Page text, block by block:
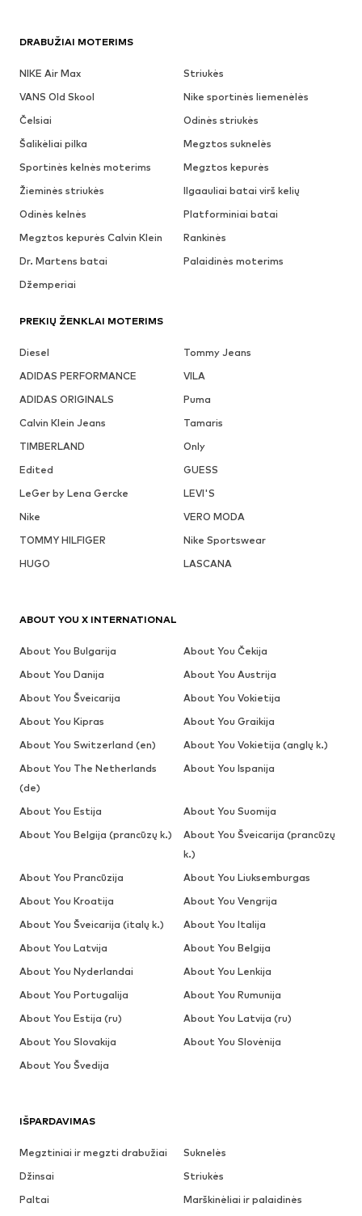
DRABUŽIAI MOTERIMS
NIKE Air Max
Striukės
VANS Old Skool
Nike sportinės liemenėlės
Čelsiai
Odinės striukės
Šalikėliai pilka
Megztos suknelės
Sportinės kelnės moterims
Megztos kepurės
Žieminės striukės
Ilgaauliai batai virš kelių
Odinės kelnės
Platforminiai batai
Megztos kepurės Calvin Klein
Rankinės
Dr. Martens batai
Palaidinės moterims
Džemperiai
PREKIŲ ŽENKLAI MOTERIMS
Diesel
Tommy Jeans
ADIDAS PERFORMANCE
VILA
ADIDAS ORIGINALS
Puma
Calvin Klein Jeans
Tamaris
TIMBERLAND
Only
Edited
GUESS
LeGer by Lena Gercke
LEVI'S
Nike
VERO MODA
TOMMY HILFIGER
Nike Sportswear
HUGO
LASCANA
IŠPARDAVIMAS
Megztiniai ir megzti drabužiai
Suknelės
Džinsai
Striukės
Paltai
Marškinėliai ir palaidinės
ABOUT YOU X INTERNATIONAL
About You Bulgarija
About You Čekija
About You Danija
About You Austrija
About You Šveicarija
About You Vokietija
About You Kipras
About You Graikija
About You Switzerland (en)
About You Vokietija (anglų k.)
About You The Netherlands
(de)
About You Ispanija
About You Estija
About You Suomija
About You Belgija (prancūzų k.)
About You Šveicarija (prancūzų
k.)
About You Prancūzija
About You Liuksemburgas
About You Kroatija
About You Vengrija
About You Šveicarija (italų k.)
About You Italija
About You Latvija
About You Belgija
About You Nyderlandai
About You Lenkija
About You Portugalija
About You Rumunija
About You Estija (ru)
About You Latvija (ru)
About You Slovakija
About You Slovėnija
About You Švedija